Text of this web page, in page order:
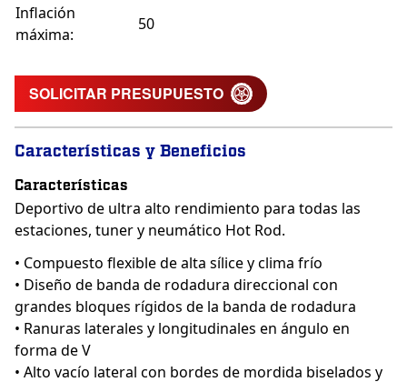
Inflación
máxima:
50
SOLICITAR PRESUPUESTO
Características y Beneficios
Características
Deportivo de ultra alto rendimiento para todas las
estaciones, tuner y neumático Hot Rod.
• Compuesto flexible de alta sílice y clima frío
• Diseño de banda de rodadura direccional con
grandes bloques rígidos de la banda de rodadura
• Ranuras laterales y longitudinales en ángulo en
forma de V
• Alto vacío lateral con bordes de mordida biselados y